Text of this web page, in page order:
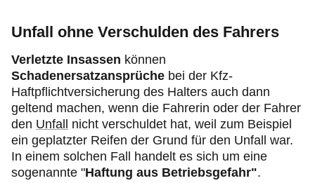
Unfall ohne Verschulden des Fahrers
Verletzte Insassen können
Schadenersatzansprüche bei der Kfz-
Haftpflichtversicherung des Halters auch dann
geltend machen, wenn die Fahrerin oder der Fahrer
den Unfall
nicht verschuldet hat, weil zum Beispiel
ein geplatzter Reifen der Grund für den Unfall war.
In einem solchen Fall handelt es sich um eine
sogenannte "Haftung aus Betriebsgefahr".